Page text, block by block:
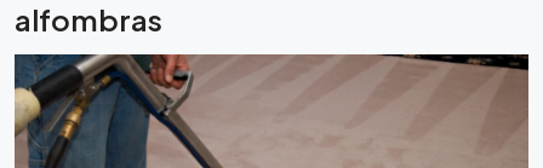
alfombras